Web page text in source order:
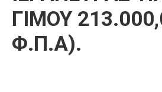
ΓΙΜΟΥ
Φ.Π.Α).